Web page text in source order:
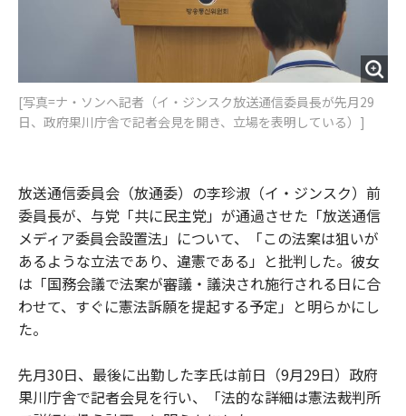
[写真=ナ・ソンヘ記者（イ・ジンスク放送通信委員長が先月29
日、政府果川庁舎で記者会見を開き、立場を表明している）]
放送通信委員会（放通委）の李珍淑（イ・ジンスク）前
委員長が、与党「共に民主党」が通過させた「放送通信
メディア委員会設置法」について、「この法案は狙いが
あるような立法であり、違憲である」と批判した。彼女
は「国務会議で法案が審議・議決され施行される日に合
わせて、すぐに憲法訴願を提起する予定」と明らかにし
た。
先月30日、最後に出勤した李氏は前日（9月29日）政府
果川庁舎で記者会見を行い、「法的な詳細は憲法裁判所